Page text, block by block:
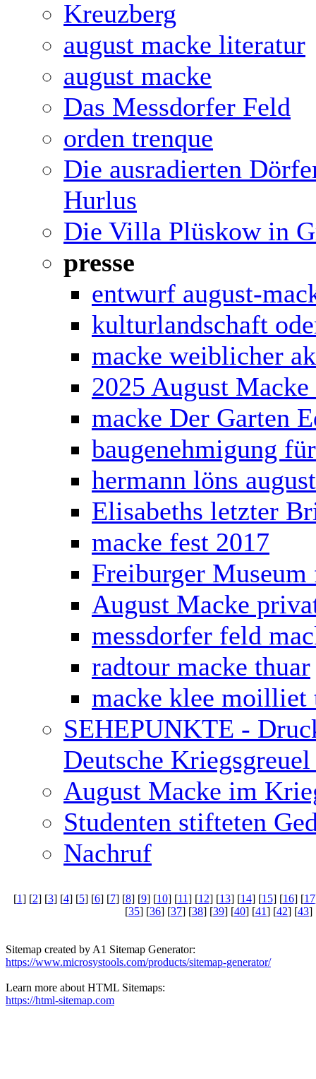
Kreuzberg
august macke literatur
august macke
Das Messdorfer Feld
orden trenque
Die ausradierten
Hurlus
Die Villa Plüskow in
presse
entwurf august-
kulturlandschaft
macke weiblicher
2025 August
macke Der Garten
baugenehmigung
hermann löns
Elisabeths letzter
macke fest 2017
Freiburger
August Macke
messdorfer feld
radtour macke thuar
macke klee moilliet
SEHEPUNKTE -
Deutsche
August Macke im
Studenten stifteten
Nachruf
[1] [2] [3] [4] [5] [6] [7] [8] [9] [10] [11] [12] [13] [14] [15] [16] [17
[35] [36] [37] [38] [39] [40] [41] [42] [43]
Sitemap created by A1 Sitemap Generator:
https://www.microsystools.com/products/sitemap-generator/
Learn more about HTML Sitemaps:
https://html-sitemap.com